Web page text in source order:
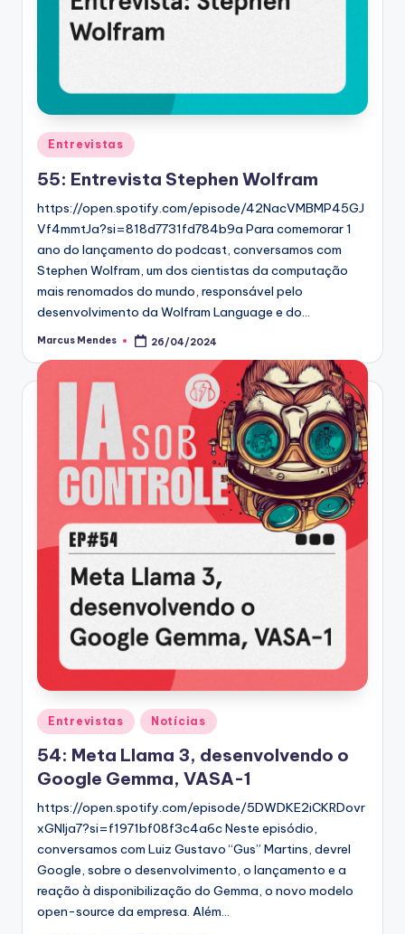
Posted
in
Entrevistas
55: Entrevista Stephen Wolfram
https://open.spotify.com/episode/42NacVMBMP45GJ
Vf4mmtJa?si=818d7731fd784b9a Para comemorar 1
ano do lançamento do podcast, conversamos com
Stephen Wolfram, um dos cientistas da computação
mais renomados do mundo, responsável pelo
desenvolvimento da Wolfram Language e do…
Posted
Marcus Mendes 26/04/2024
Posted
in
Entrevistas Notícias
54: Meta Llama 3, desenvolvendo o
Google Gemma, VASA-1
https://open.spotify.com/episode/5DWDKE2iCKRDovr
xGNIja7?si=f1971bf08f3c4a6c Neste episódio,
conversamos com Luiz Gustavo “Gus” Martins, devrel
Google, sobre o desenvolvimento, o lançamento e a
reação à disponibilização do Gemma, o novo modelo
open-source da empresa. Além…